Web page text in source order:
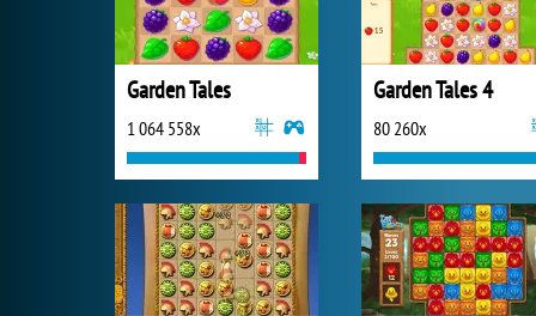
Garden Tales
1 064 558x
Garden Tales 4
80 260x